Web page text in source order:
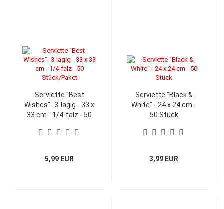
Serviette "Best
Wishes"- 3-lagig - 33 x
33 cm - 1/4-falz - 50
5,99 EUR
Serviette "Black &
White" - 24 x 24 cm -
50 Stück
3,99 EUR